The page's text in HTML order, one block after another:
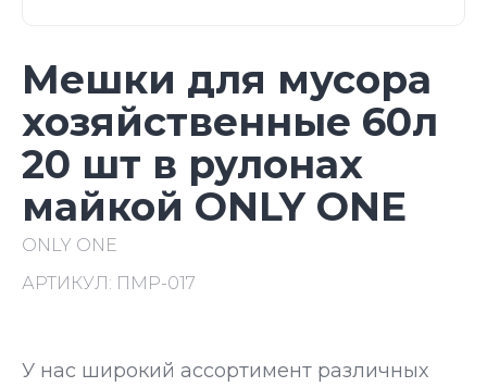
Мешки для мусора
хозяйственные 60л
20 шт в рулонах
майкой ONLY ONE
ONLY ONE
АРТИКУЛ: ПМР-017
У нас широкий ассортимент различных